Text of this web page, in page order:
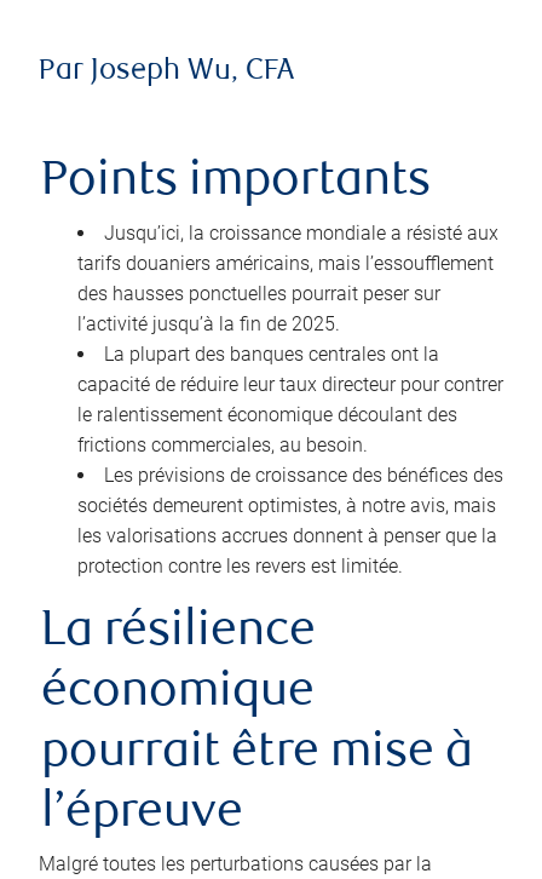
Par Joseph Wu, CFA
Points importants
Jusqu’ici, la croissance mondiale a résisté aux
tarifs douaniers américains, mais l’essoufflement
des hausses ponctuelles pourrait peser sur
l’activité jusqu’à la fin de 2025.
La plupart des banques centrales ont la
capacité de réduire leur taux directeur pour contrer
le ralentissement économique découlant des
frictions commerciales, au besoin.
Les prévisions de croissance des bénéfices des
sociétés demeurent optimistes, à notre avis, mais
les valorisations accrues donnent à penser que la
protection contre les revers est limitée.
La résilience
économique
pourrait être mise à
l’épreuve
Malgré toutes les perturbations causées par la